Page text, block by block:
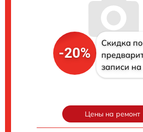
-20%
Скидка по
записи на
Цены на ремонт